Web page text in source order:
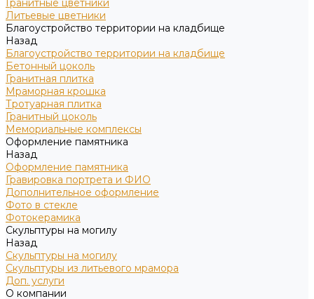
Гранитные цветники
Литьевые цветники
Благоустройство территории на кладбище
Назад
Благоустройство территории на кладбище
Бетонный цоколь
Гранитная плитка
Мраморная крошка
Тротуарная плитка
Гранитный цоколь
Мемориальные комплексы
Оформление памятника
Назад
Оформление памятника
Гравировка портрета и ФИО
Дополнительное оформление
Фото в стекле
Фотокерамика
Скульптуры на могилу
Назад
Скульптуры на могилу
Скульптуры из литьевого мрамора
Доп. услуги
О компании